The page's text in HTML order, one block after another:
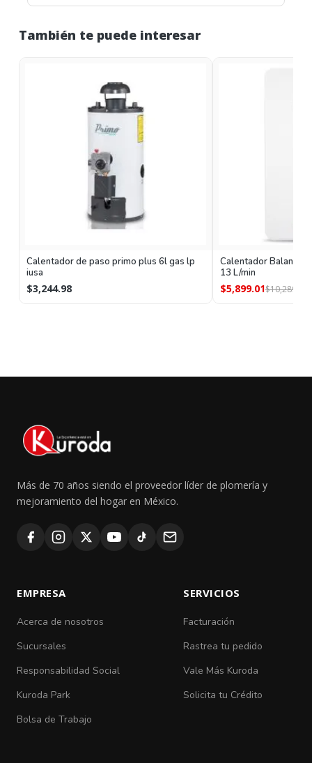
También te puede interesar
Calentador de paso primo plus 6l gas lp
iusa
$3,244.98
Calentador Balanz
13 L/min
$5,899.01$10,289.04
Más de 70 años siendo el proveedor líder de plomería y
mejoramiento del hogar en México.
EMPRESA
Acerca de nosotros
Sucursales
Responsabilidad Social
Kuroda Park
Bolsa de Trabajo
SERVICIOS
Facturación
Rastrea tu pedido
Vale Más Kuroda
Solicita tu Crédito